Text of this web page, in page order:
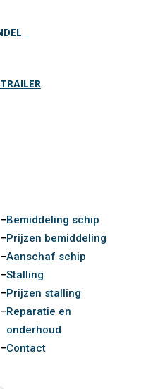
Bemiddeling schip
Prijzen bemiddeling
Aanschaf schip
Stalling
Prijzen stalling
Reparatie en
onderhoud
Contact